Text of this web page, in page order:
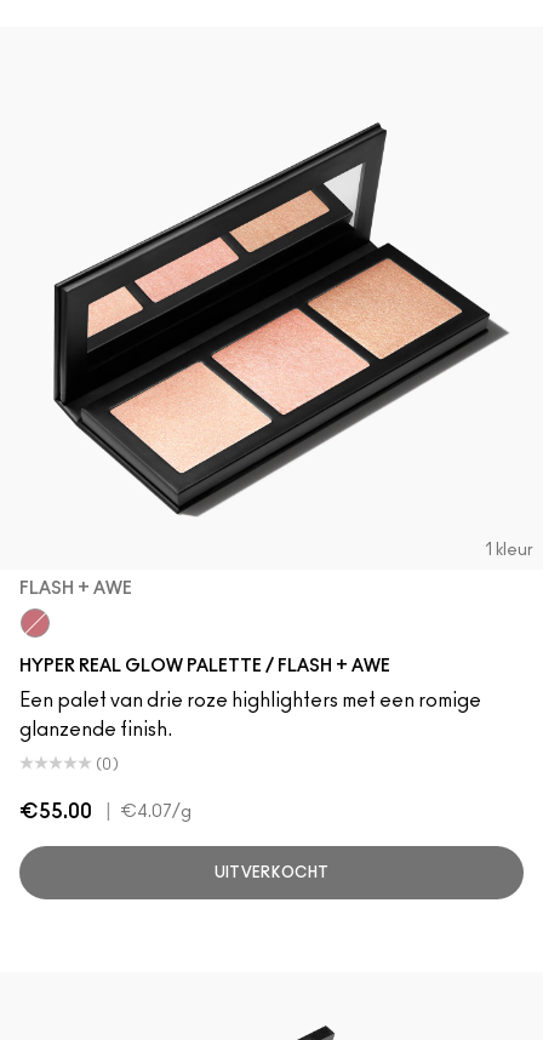
1 kleur
FLASH + AWE
HYPER REAL GLOW PALETTE / FLASH + AWE
Een palet van drie roze highlighters met een romige
glanzende finish.
(0)
€55.00 €4.07/g
UITVERKOCHT